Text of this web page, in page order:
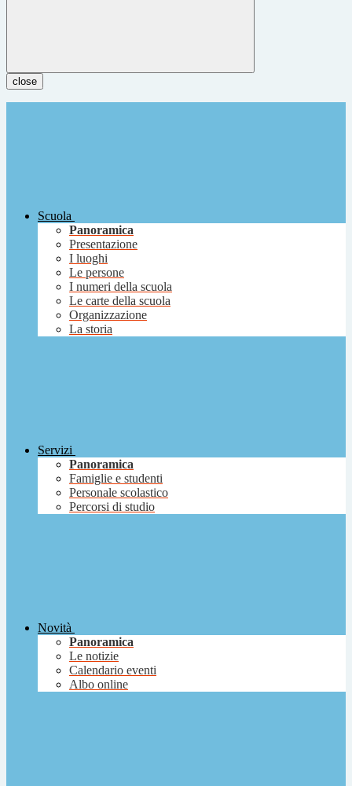
close
Scuola
Panoramica
Presentazione
I luoghi
Le persone
I numeri della scuola
Le carte della scuola
Organizzazione
La storia
Servizi
Panoramica
Famiglie e studenti
Personale scolastico
Percorsi di studio
Novità
Panoramica
Le notizie
Calendario eventi
Albo online